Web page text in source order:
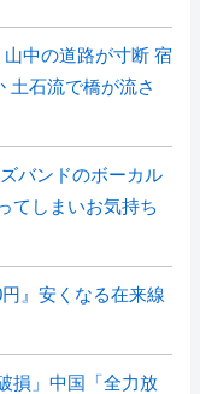
山中の道路が寸断 宿
土石流で橋が流さ
バンドのボーカル
てしまいお気持ち
』安くなる在来線
損」中国「全力放